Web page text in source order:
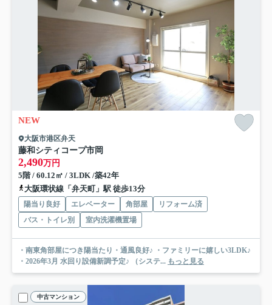
NEW
大阪市港区弁天
藤和シティコープ市岡
2,490万円
5階 / 60.12㎡ / 3LDK /築42年
大阪環状線「弁天町」駅 徒歩13分
陽当り良好 エレベーター 角部屋
リフォーム済
バス・トイレ別
室内洗濯機置場
・南東角部屋につき陽当たり・通風良好♪ ・ファミリーに嬉しい3LDK♪
・2026年3月 水回り設備新調予定♪ （システ... もっと見る
中古マンション